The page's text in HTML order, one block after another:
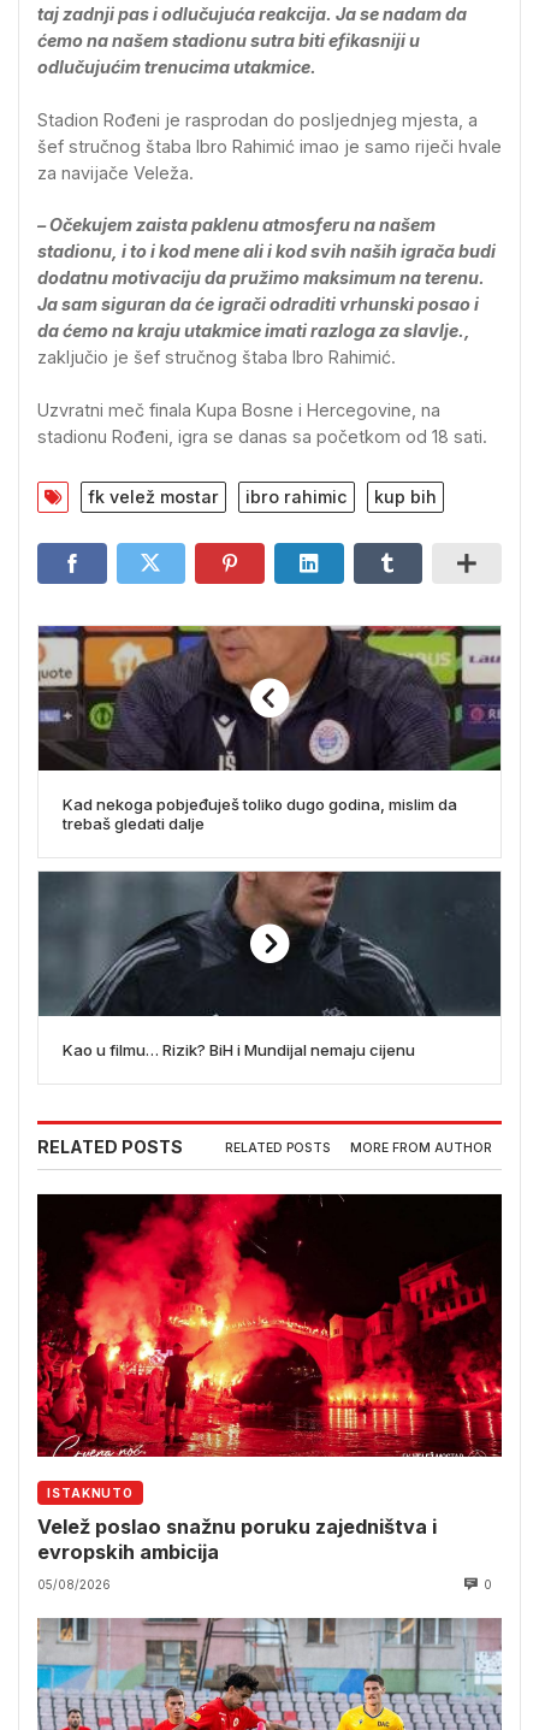
taj zadnji pas i odlučujuća reakcija. Ja se nadam da
ćemo na našem stadionu sutra biti efikasniji u
odlučujućim trenucima utakmice.
Stadion Rođeni je rasprodan do posljednjeg mjesta, a
šef stručnog štaba Ibro Rahimić imao je samo riječi hvale
za navijače Veleža.
– Očekujem zaista paklenu atmosferu na našem
stadionu, i to i kod mene ali i kod svih naših igrača budi
dodatnu motivaciju da pružimo maksimum na terenu.
Ja sam siguran da će igrači odraditi vrhunski posao i
da ćemo na kraju utakmice imati razloga za slavlje.,
zaključio je šef stručnog štaba Ibro Rahimić.
Uzvratni meč finala Kupa Bosne i Hercegovine, na
stadionu Rođeni, igra se danas sa početkom od 18 sati.
fk velež mostar ibro rahimic kup bih
Kad nekoga pobjeđuješ toliko dugo godina, mislim da
trebaš gledati dalje
Kao u filmu… Rizik? BiH i Mundijal nemaju cijenu
RELATED POSTS RELATED POSTS MORE FROM AUTHOR
ISTAKNUTO
Velež poslao snažnu poruku zajedništva i
evropskih ambicija
05/08/2026 0